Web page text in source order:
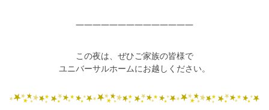
――――――――――――――
この夜は、ぜひご家族の皆様で
ユニバーサルホームにお越しください。